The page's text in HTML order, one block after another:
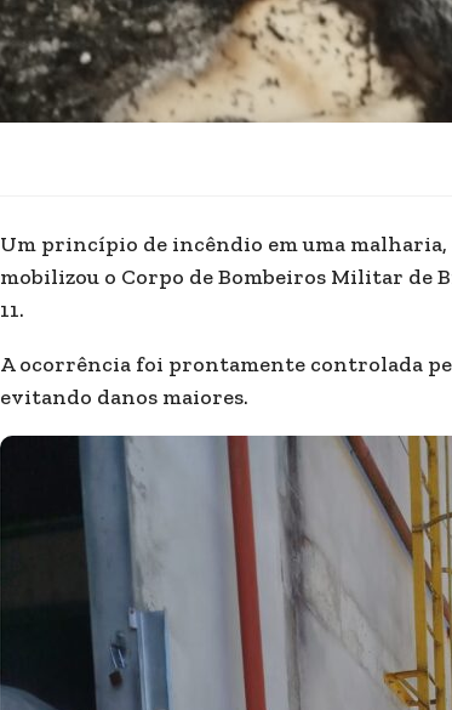
Um princípio de incêndio em uma malharia,
mobilizou o Corpo de Bombeiros Militar de
11.
A ocorrência foi prontamente controlada
evitando danos maiores.